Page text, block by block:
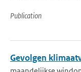
Publication
Gevolgen